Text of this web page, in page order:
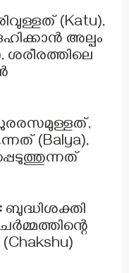
(Katu),
അല്പം
ശരീരത്തിലെ
(Balya),
ബുദ്ധിശക്തി